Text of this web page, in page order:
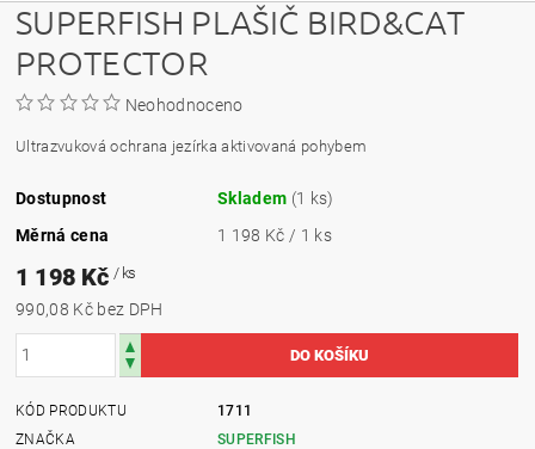
SUPERFISH PLAŠIČ BIRD&CAT
PROTECTOR
Neohodnoceno
Ultrazvuková ochrana jezírka aktivovaná pohybem
Dostupnost Skladem (1 ks)
Měrná cena
1 198 Kč / 1 ks
1 198 Kč / ks
990,08 Kč bez DPH
KÓD PRODUKTU
1711
ZNAČKA
SUPERFISH